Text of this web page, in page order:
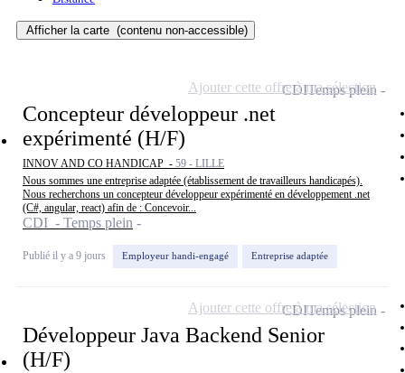
Afficher la carte (contenu non-accessible)
Concepteur développeur .net
expérimenté (H/F)
INNOV AND CO HANDICAP - 59 - LILLE
Nous sommes une entreprise adaptée (établissement de travailleurs handicapés).
Nous recherchons un concepteur développeur expérimenté en développement .net
(C#, angular, react) afin de : Concevoir...
CDI - Temps plein
Publié il y a 9 jours Employeur handi-engagé Entreprise adaptée
CDITemps plein
Ajouter cette offre à ma sélection
Développeur Java Backend Senior
(H/F)
CDITemps plein
Ajouter cette offre à ma sélection